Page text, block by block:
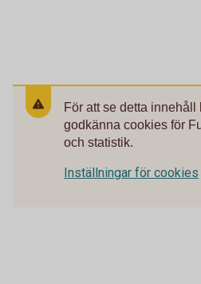
För att se detta innehåll
godkänna cookies för
och statistik.
Inställningar för cookies